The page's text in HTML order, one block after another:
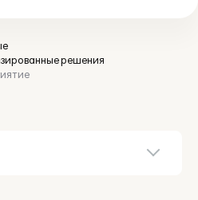
решения